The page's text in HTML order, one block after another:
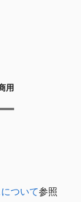
用
ついて参照